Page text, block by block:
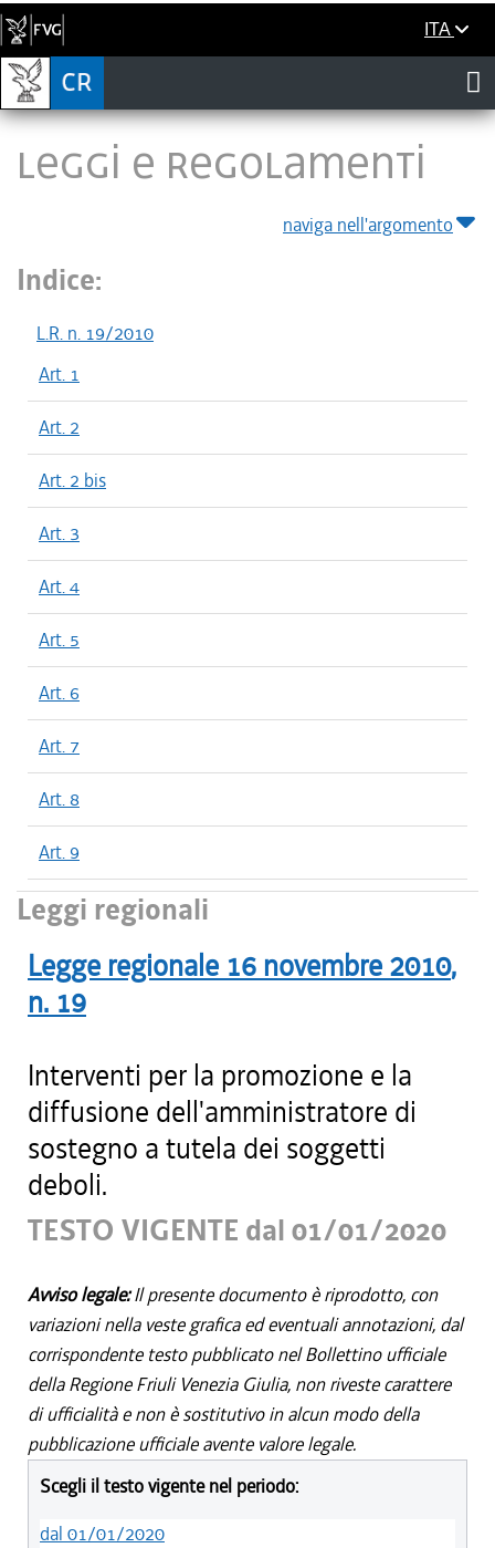
ITA
LEGGI E REGOLAMENTI
naviga nell'argomento
Indice:
L.R. n. 19/2010
Art. 1
Art. 2
Art. 2 bis
Art. 3
Art. 4
Art. 5
Art. 6
Art. 7
Art. 8
Art. 9
Leggi regionali
Legge regionale 16 novembre 2010,
n. 19
Interventi per la promozione e la
diffusione dell'amministratore di
sostegno a tutela dei soggetti
deboli.
TESTO VIGENTE dal 01/01/2020
Avviso legale:Il presente documento è riprodotto, con
variazioni nella veste grafica ed eventuali annotazioni, dal
corrispondente testo pubblicato nel Bollettino ufficiale
della Regione Friuli Venezia Giulia, non riveste carattere
di ufficialità e non è sostitutivo in alcun modo della
pubblicazione ufficiale avente valore legale.
Scegli il testo vigente nel periodo:
dal 01/01/2020